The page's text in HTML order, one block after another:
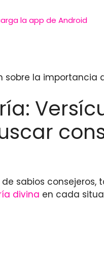
la app de Android
sobre la importancia
sabios
divina en cada